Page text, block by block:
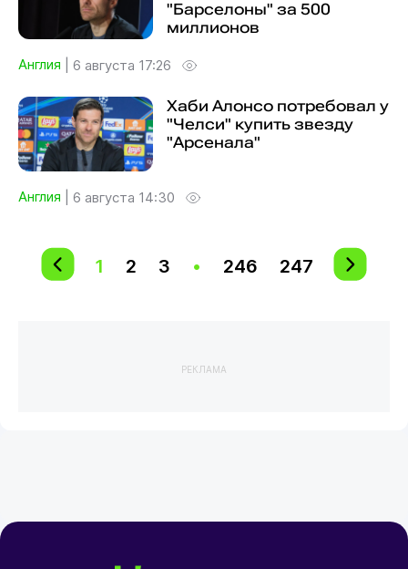
"Барселоны" за 500
миллионов
Англия 6 августа 17:26
Хаби Алонсо потребовал у
"Челси" купить звезду
"Арсенала"
Англия 6 августа 14:30
1 2 3 • 246 247
РЕКЛАМА